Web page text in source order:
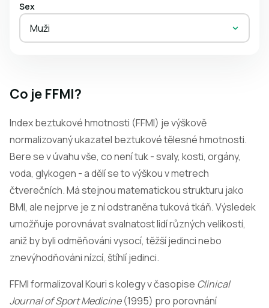
Sex
Muži
Co je FFMI?
Index beztukové hmotnosti (FFMI) je výškově
normalizovaný ukazatel beztukové tělesné hmotnosti.
Bere se v úvahu vše, co není tuk - svaly, kosti, orgány,
voda, glykogen - a dělí se to výškou v metrech
čtverečních. Má stejnou matematickou strukturu jako
BMI, ale nejprve je z ní odstraněna tuková tkáň. Výsledek
umožňuje porovnávat svalnatost lidí různých velikostí,
aniž by byli odměňováni vysocí, těžší jedinci nebo
znevýhodňováni nízcí, štíhlí jedinci.
FFMI formalizoval Kouri s kolegy v časopise Clinical
Journal of Sport Medicine(1995) pro porovnání